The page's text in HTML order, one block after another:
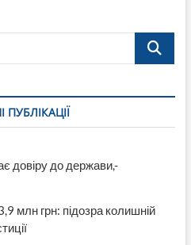
Поиск…
ПУБЛІКАЦІЇ
довіру до держави,-
млн грн: підозра колишній